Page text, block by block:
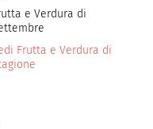
e Verdura di
Frutta e Verdura di